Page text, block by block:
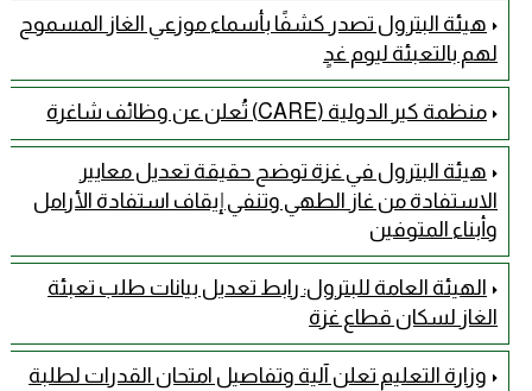
هيئة البترول تصدر كشفًا بأسماء موزعي الغاز المسموح
لهم بالتعبئة ليوم غدٍ
منظمة كير الدولية (CARE) تُعلن عن وظائف شاغرة
هيئة البترول في غزة توضح حقيقة تعديل معايير
الاستفادة من غاز الطهي وتنفي إيقاف استفادة الأرامل
وأبناء المتوفين
الهيئة العامة للبترول: رابط تعديل بيانات طلب تعبئة
الغاز لسكان قطاع غزة
وزارة التعليم تعلن آلية وتفاصيل امتحان القدرات لطلبة